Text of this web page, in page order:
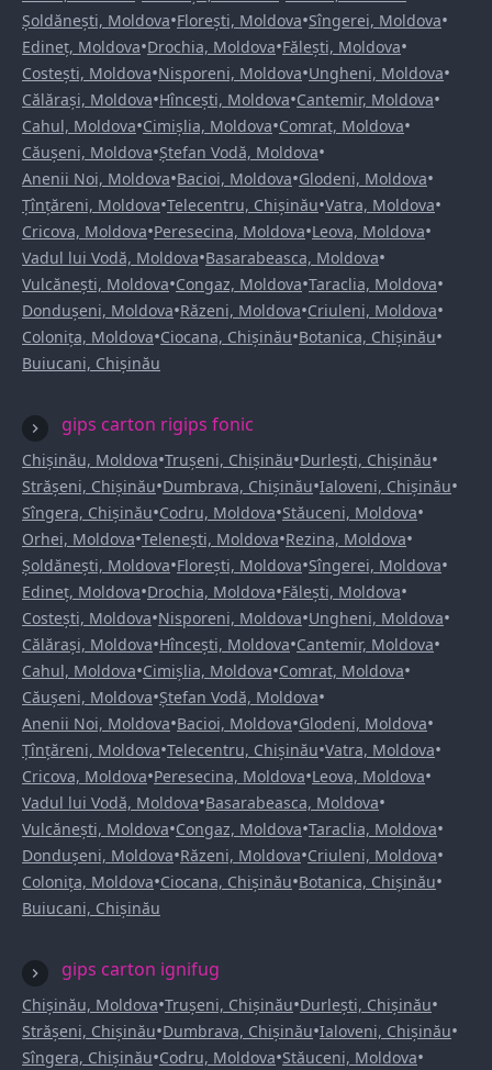
Șoldănești, Moldova•Florești, Moldova•Sîngerei, Moldova•
Edineț, Moldova•Drochia, Moldova•Fălești, Moldova•
Costești, Moldova•Nisporeni, Moldova•Ungheni, Moldova•
Călărași, Moldova•Hîncești, Moldova•Cantemir, Moldova•
Cahul, Moldova•Cimișlia, Moldova•Comrat, Moldova•
Căușeni, Moldova•Ștefan Vodă, Moldova•
Anenii Noi, Moldova•Bacioi, Moldova•Glodeni, Moldova•
Țînțăreni, Moldova•Telecentru, Chișinău•Vatra, Moldova•
Cricova, Moldova•Peresecina, Moldova•Leova, Moldova•
Vadul lui Vodă, Moldova•Basarabeasca, Moldova•
Vulcănești, Moldova•Congaz, Moldova•Taraclia, Moldova•
Dondușeni, Moldova•Răzeni, Moldova•Criuleni, Moldova•
Colonița, Moldova•Ciocana, Chișinău•Botanica, Chișinău•
Buiucani, Chișinău
gips carton rigips fonic
Chișinău, Moldova•Trușeni, Chișinău•Durlești, Chișinău•
Strășeni, Chișinău•Dumbrava, Chișinău•Ialoveni, Chișinău•
Sîngera, Chișinău•Codru, Moldova•Stăuceni, Moldova•
Orhei, Moldova•Telenești, Moldova•Rezina, Moldova•
Șoldănești, Moldova•Florești, Moldova•Sîngerei, Moldova•
Edineț, Moldova•Drochia, Moldova•Fălești, Moldova•
Costești, Moldova•Nisporeni, Moldova•Ungheni, Moldova•
Călărași, Moldova•Hîncești, Moldova•Cantemir, Moldova•
Cahul, Moldova•Cimișlia, Moldova•Comrat, Moldova•
Căușeni, Moldova•Ștefan Vodă, Moldova•
Anenii Noi, Moldova•Bacioi, Moldova•Glodeni, Moldova•
Țînțăreni, Moldova•Telecentru, Chișinău•Vatra, Moldova•
Cricova, Moldova•Peresecina, Moldova•Leova, Moldova•
Vadul lui Vodă, Moldova•Basarabeasca, Moldova•
Vulcănești, Moldova•Congaz, Moldova•Taraclia, Moldova•
Dondușeni, Moldova•Răzeni, Moldova•Criuleni, Moldova•
Colonița, Moldova•Ciocana, Chișinău•Botanica, Chișinău•
Buiucani, Chișinău
gips carton ignifug
Chișinău, Moldova•Trușeni, Chișinău•Durlești, Chișinău•
Strășeni, Chișinău•Dumbrava, Chișinău•Ialoveni, Chișinău•
Sîngera, Chișinău•Codru, Moldova•Stăuceni, Moldova•